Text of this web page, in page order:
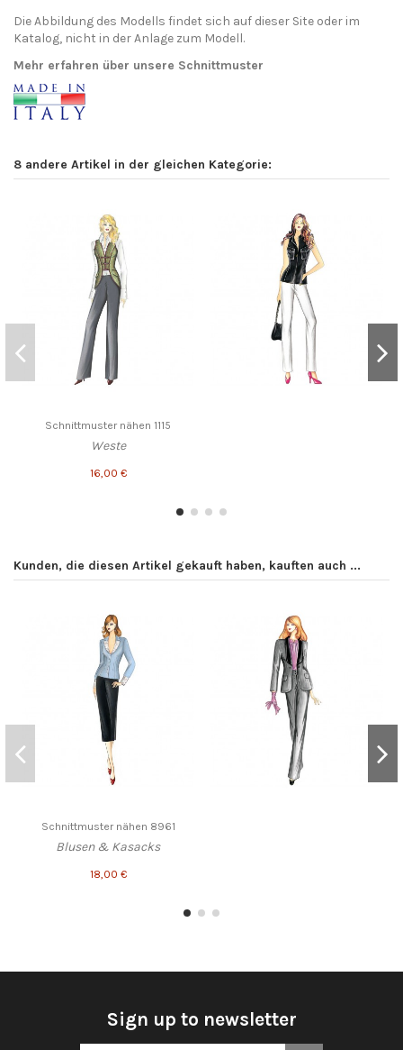
Die Abbildung des Modells findet sich auf dieser Site oder im
Katalog, nicht in der Anlage zum Modell.
Mehr erfahren über unsere Schnittmuster
8 andere Artikel in der gleichen Kategorie:
Schnittmuster nähen 1115
Weste
16,00 €
Kunden, die diesen Artikel gekauft haben, kauften auch ...
Schnittmuster nähen 8961
Blusen & Kasacks
18,00 €
Sign up to newsletter